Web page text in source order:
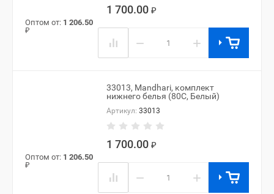
1 700.00 ₽
Оптом от: 1 206.50
₽
− +
33013, Mandhari, комплект
нижнего белья (80C, Белый)
Артикул: 33013
1 700.00 ₽
Оптом от: 1 206.50
₽
− +